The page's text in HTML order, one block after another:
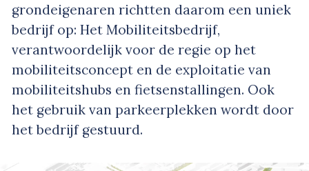
grondeigenaren richtten daarom een uniek
bedrijf op: Het Mobiliteitsbedrijf,
verantwoordelijk voor de regie op het
mobiliteitsconcept en de exploitatie van
mobiliteitshubs en fietsenstallingen. Ook
het gebruik van parkeerplekken wordt door
het bedrijf gestuurd.